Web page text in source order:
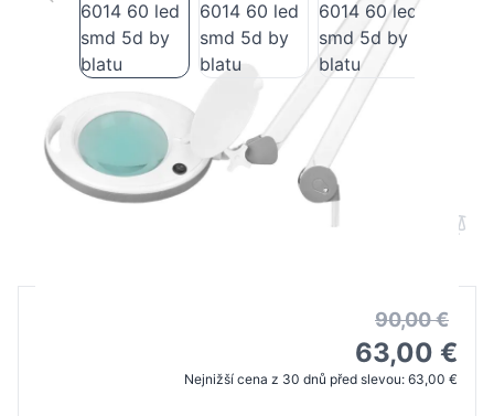
Zväčšovacia lampa Elegant 6014 60 led
smd 5d by blatu
90,00 €
63,00 €
Nejnižší cena z 30 dnů před slevou: 63,00 €